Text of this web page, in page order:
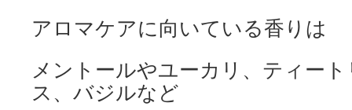
アロマケアに向いている香りは
メントールやユーカリ、ティー
ス、バジルなど